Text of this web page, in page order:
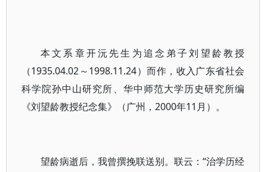
本文系章开沅先生为追念弟子刘望龄教授
（1935.04.02～1998.11.24）而作，收入广东省社会
科学院孙中山研究所、华中师范大学历史研究所编
《刘望龄教授纪念集》（广州，2000年11月）。
望龄病逝后，我曾撰挽联送别。联云：“治学历经